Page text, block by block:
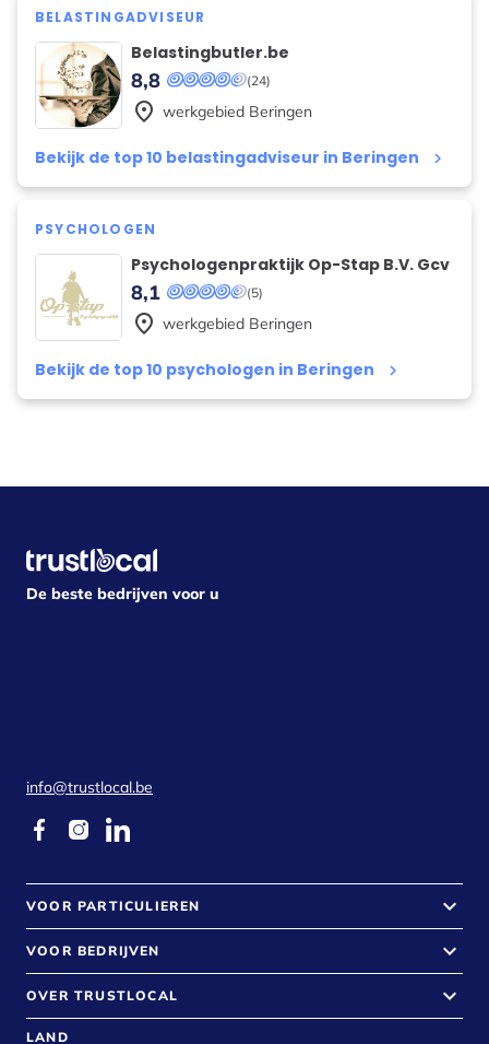
BELASTINGADVISEUR
Belastingbutler.be
(24)
8,8
Bekijk de top 10 belastingadviseur in Beringen keyboard_arrow_right
place werkgebied Beringen
PSYCHOLOGEN
Psychologenpraktijk Op-Stap B.V. Gcv
(5)
8,1
Bekijk de top 10 psychologen in Beringen keyboard_arrow_right
place werkgebied Beringen
De beste bedrijven voor u
info@trustlocal.be
VOOR PARTICULIEREN keyboard_arrow_down
VOOR BEDRIJVEN keyboard_arrow_down
OVER TRUSTLOCAL keyboard_arrow_down
LAND